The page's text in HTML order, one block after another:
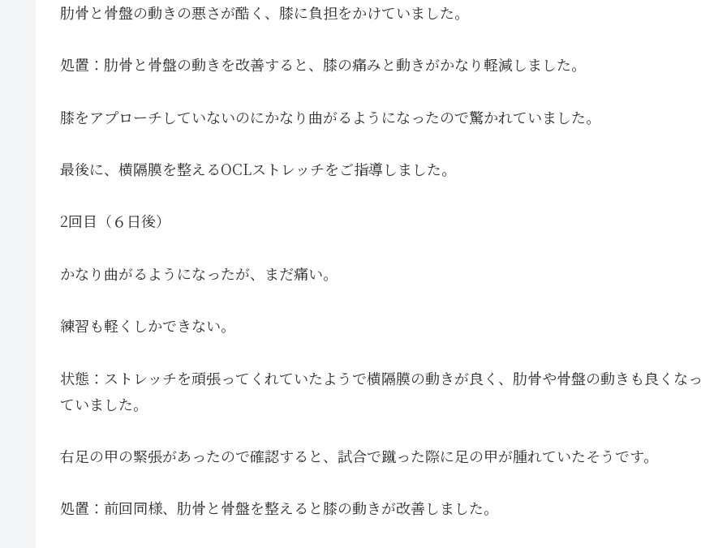
肋骨と骨盤の動きの悪さが酷く、膝に負担をかけていました。
処置：肋骨と骨盤の動きを改善すると、膝の痛みと動きがかなり軽減しました。
膝をアプローチしていないのにかなり曲がるようになったので驚かれていました。
最後に、横隔膜を整えるOCLストレッチをご指導しました。
2回目（６日後）
かなり曲がるようになったが、まだ痛い。
練習も軽くしかできない。
状態：ストレッチを頑張ってくれていたようで横隔膜の動きが良く、肋骨や骨盤の動きも良くなっ
ていました。
右足の甲の緊張があったので確認すると、試合で蹴った際に足の甲が腫れていたそうです。
処置：前回同様、肋骨と骨盤を整えると膝の動きが改善しました。